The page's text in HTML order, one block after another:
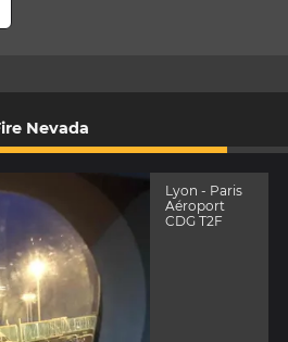
Nevada
Lyon - Paris
Aéroport
CDG T2F